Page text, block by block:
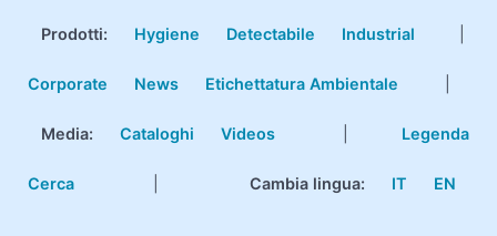
Prodotti: Hygiene Detectabile Industrial
Corporate News Etichettatura Ambientale
Media: Cataloghi Videos Legenda
Cerca Cambia lingua: IT EN